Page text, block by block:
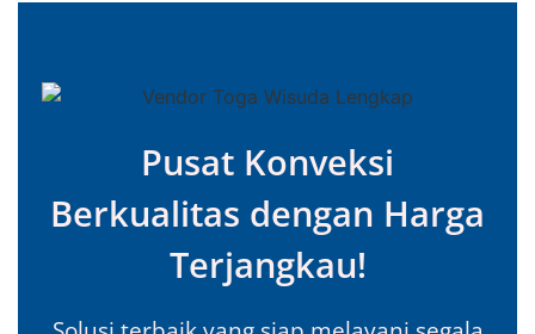
Pusat Konveksi
Berkualitas dengan Harga
Terjangkau!